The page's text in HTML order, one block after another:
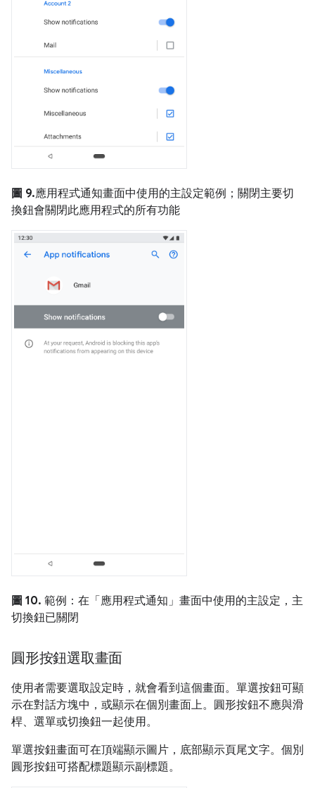
圖 9.應用程式通知畫面中使用的主設定範例；關閉主要切
換鈕會關閉此應用程式的所有功能
圖 10. 範例：在「應用程式通知」畫面中使用的主設定，主
切換鈕已關閉
圓形按鈕選取畫面
使用者需要選取設定時，就會看到這個畫面。單選按鈕可顯
示在對話方塊中，或顯示在個別畫面上。圓形按鈕不應與滑
桿、選單或切換鈕一起使用。
單選按鈕畫面可在頂端顯示圖片，底部顯示頁尾文字。個別
圓形按鈕可搭配標題顯示副標題。